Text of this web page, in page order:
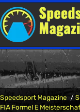
Speedsport Magazine
FIA Formel E